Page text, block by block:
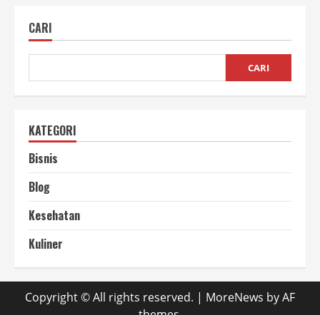
Efisien
UMKM
CARI
CARI
KATEGORI
Bisnis
Blog
Kesehatan
Kuliner
Copyright © All rights reserved. | MoreNews by AF